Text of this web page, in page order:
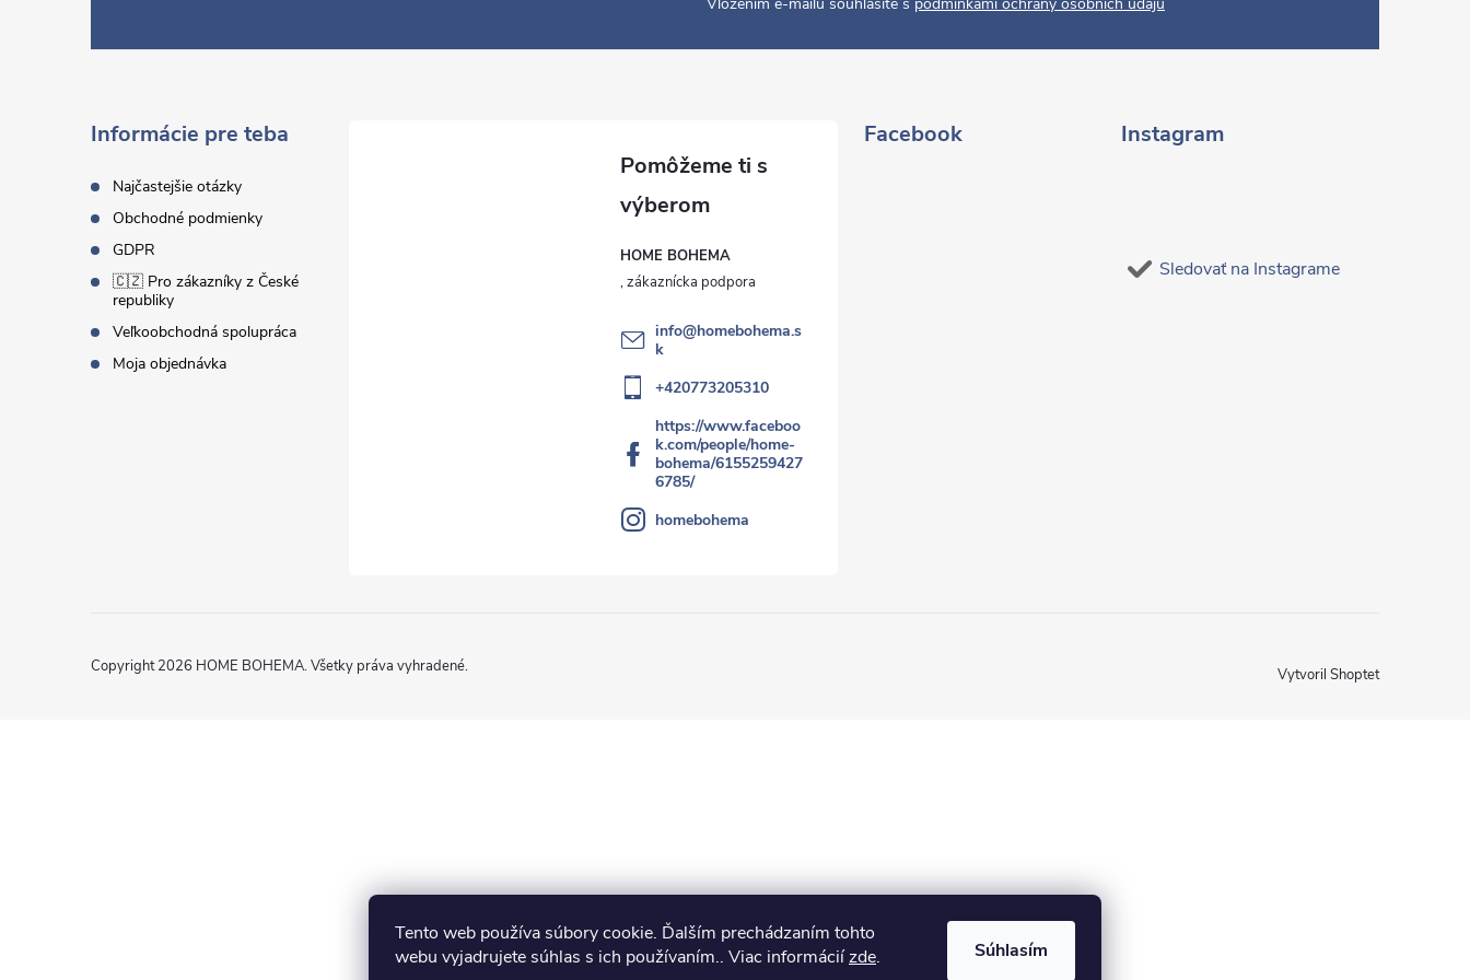
Tento web používa súbory cookie. Ďalším prechádzaním tohto
webu vyjadrujete súhlas s ich používaním.. Viac informáciízde. Súhlasím
Informácie pre teba
Najčastejšie otázky
Obchodné podmienky
GDPR
🇨🇿 Pro zákazníky z České
republiky
Veľkoobchodná spolupráca
Moja objednávka
HOME BOHEMA
info@homebohema.s
k
+420773205310
https://www.faceboo
k.com/people/home-
bohema/6155259427
6785/
homebohema
Facebook Instagram
Sledovať na Instagrame
Vytvoril Shoptet
Copyright 2026 HOME BOHEMA. Všetky práva vyhradené.